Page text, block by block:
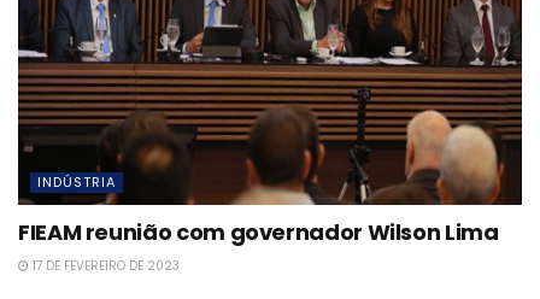
INDÚSTRIA
FIEAM reunião com governador Wilson Lima
17 DE FEVEREIRO DE 2023